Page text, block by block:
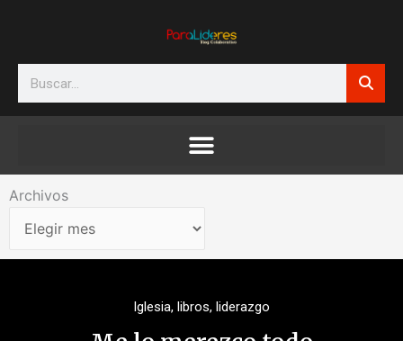
Search
Archivos
Archivos
Iglesia, libros, liderazgo